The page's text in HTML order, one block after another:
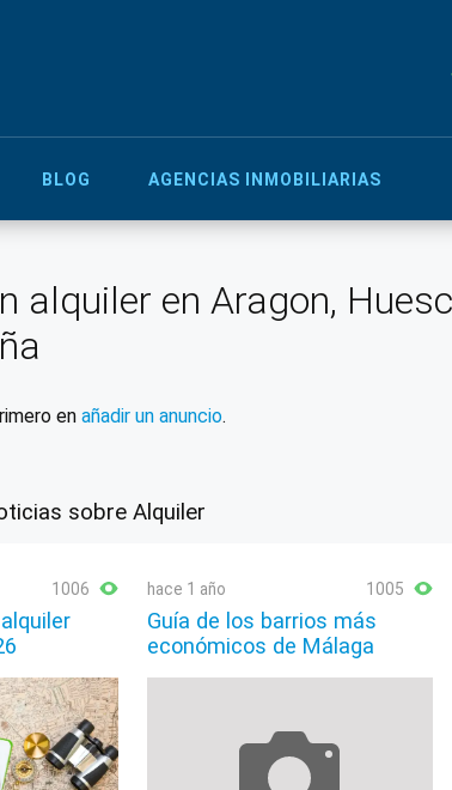
BLOG AGENCIAS INMOBILIARIAS
alquiler en Aragon,
en añadir un anuncio.
sobre Alquiler
1006 hace 1 año 1005
Guía de los barrios más
económicos de Málaga